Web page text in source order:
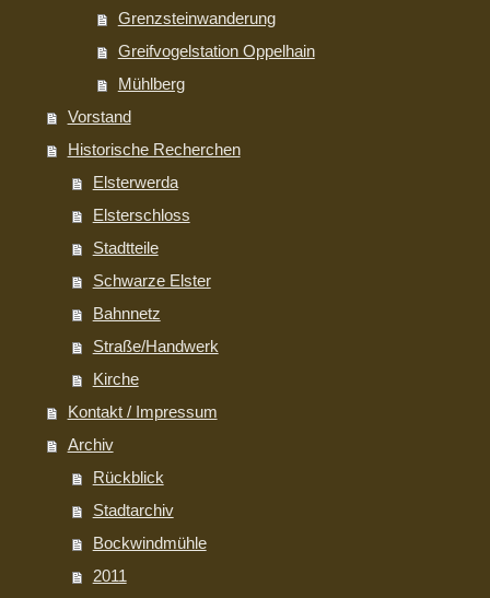
Grenzsteinwanderung
Greifvogelstation Oppelhain
Mühlberg
Vorstand
Historische Recherchen
Elsterwerda
Elsterschloss
Stadtteile
Schwarze Elster
Bahnnetz
Straße/Handwerk
Kirche
Kontakt / Impressum
Archiv
Rückblick
Stadtarchiv
Bockwindmühle
2011